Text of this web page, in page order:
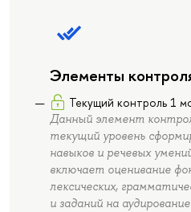
Элементы
Текущий контроль 1
Данный элемент
текущий уровень
навыков и речевых
включает оценивание
лексических,
и заданий на